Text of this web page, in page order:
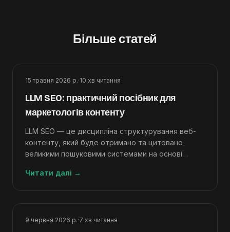
Більше статей
15 травня 2026 р.·10 хв читання
LLM SEO: практичний посібник для
маркетологів контенту
LLM SEO — це дисципліна структурування веб-
контенту, який буде отримано та цитовано
великими пошуковими системами на основі
перед публікацією.
Читати далі →
9 червня 2026 р.·7 хв читання